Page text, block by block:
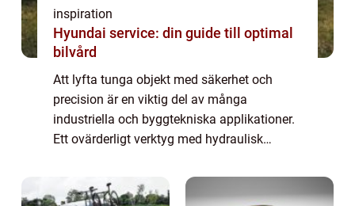
inspiration
Hyundai service: din guide till optimal
bilvård
Att lyfta tunga objekt med säkerhet och
precision är en viktig del av många
industriella och byggtekniska applikationer.
Ett ovärderligt verktyg med hydraulisk
domkraften. Den gör skillnad...